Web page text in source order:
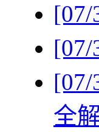
[07/
[07/
[07/
全